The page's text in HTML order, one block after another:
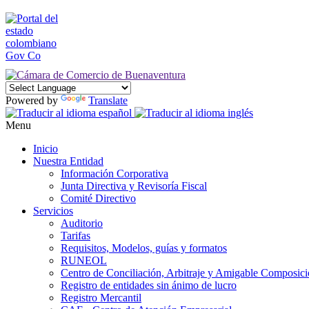
Powered by Translate
Menu
Inicio
Nuestra Entidad
Información Corporativa
Junta Directiva y Revisoría Fiscal
Comité Directivo
Servicios
Auditorio
Tarifas
Requisitos, Modelos, guías y formatos
RUNEOL
Centro de Conciliación, Arbitraje y Amigable
Registro de entidades sin ánimo de lucro
Registro Mercantil